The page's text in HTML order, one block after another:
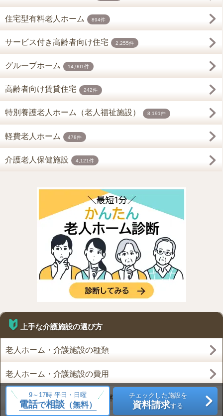
9～17時 平日・日曜
電話で相談（無料）
チェックした施設を
資料請求する
住宅型有料老人ホーム 894件
サービス付き高齢者向け住宅 2,255件
グループホーム 14,901件
高齢者向け賃貸住宅 242件
特別養護老人ホーム（老人福祉施設） 8,191件
軽費老人ホーム 478件
介護老人保健施設 4,121件
上手な介護施設の選び方
老人ホーム・介護施設の種類
老人ホーム・介護施設の費用
新規オープンの介護施設・有料老人ホーム